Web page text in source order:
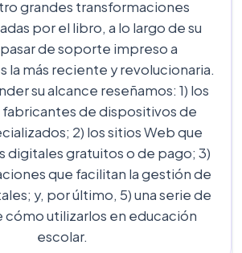
grandes transformaciones
por el libro, a lo largo de su
de soporte impreso a
la más reciente y revolucionaria.
su alcance reseñamos: 1) los
de dispositivos de
2) los sitios Web que
digitales gratuitos o de pago; 3)
que facilitan la gestión de
y, por último, 5) una serie de
cómo utilizarlos en educación
escolar.